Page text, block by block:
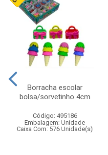
Borracha escolar
bolsa/sorvetinho 4cm
Código: 495186
Embalagem: Unidade
Caixa Com: 576 Unidade(s)